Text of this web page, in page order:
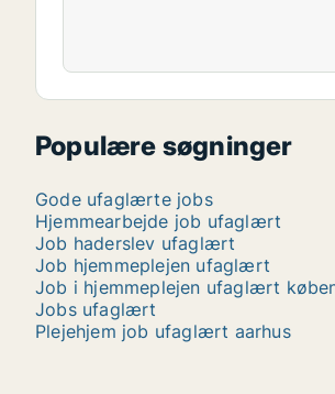
Populære søgninger
Gode ufaglærte jobs
Hjemmearbejde job ufaglært
Job haderslev ufaglært
Job hjemmeplejen ufaglært
Job i hjemmeplejen ufaglært
Jobs ufaglært
Plejehjem job ufaglært aarhus